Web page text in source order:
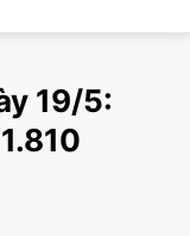
19/5: